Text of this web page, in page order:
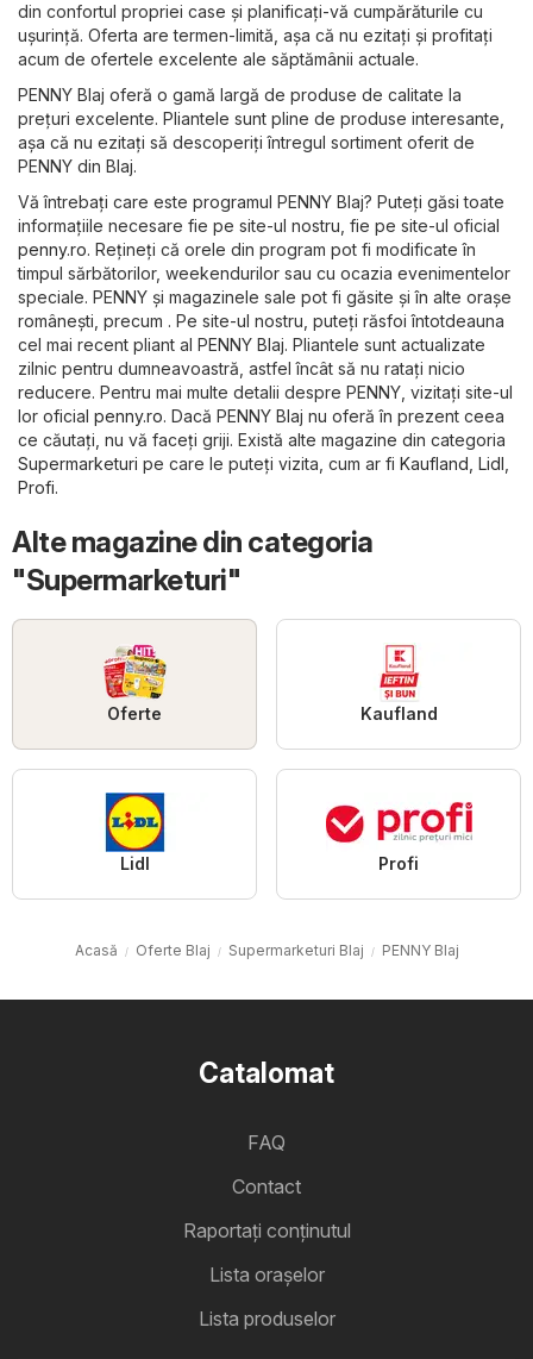
din confortul propriei case și planificați-vă cumpărăturile cu
ușurință. Oferta are termen-limită, așa că nu ezitați și profitați
acum de ofertele excelente ale săptămânii actuale.
PENNY Blaj oferă o gamă largă de produse de calitate la
prețuri excelente. Pliantele sunt pline de produse interesante,
așa că nu ezitați să descoperiți întregul sortiment oferit de
PENNY din Blaj.
Vă întrebați care este programul PENNY Blaj? Puteți găsi toate
informațiile necesare fie pe site-ul nostru, fie pe site-ul oficial
penny.ro. Rețineți că orele din program pot fi modificate în
timpul sărbătorilor, weekendurilor sau cu ocazia evenimentelor
speciale. PENNY și magazinele sale pot fi găsite și în alte orașe
românești, precum . Pe site-ul nostru, puteți răsfoi întotdeauna
cel mai recent pliant al PENNY Blaj. Pliantele sunt actualizate
zilnic pentru dumneavoastră, astfel încât să nu ratați nicio
reducere. Pentru mai multe detalii despre PENNY, vizitați site-ul
lor oficial penny.ro. Dacă PENNY Blaj nu oferă în prezent ceea
ce căutați, nu vă faceți griji. Există alte magazine din categoria
Supermarketuri pe care le puteți vizita, cum ar fi Kaufland Lidl
Profi.
Alte magazine din categoria
"Supermarketuri"
Oferte Kaufland
Lidl Profi
Acasă Oferte Blaj Supermarketuri Blaj PENNY Blaj
Catalomat
FAQ
Contact
Raportați conținutul
Lista oraşelor
Lista produselor